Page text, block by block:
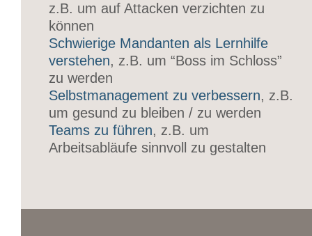
z.B. um auf Attacken verzichten zu
können
Schwierige Mandanten als Lernhilfe
verstehen, z.B. um “Boss im Schloss”
zu werden
Selbstmanagement zu verbessern, z.B.
um gesund zu bleiben / zu werden
Teams zu führen, z.B. um
Arbeitsabläufe sinnvoll zu gestalten